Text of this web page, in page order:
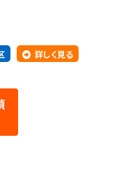
詳しく見る